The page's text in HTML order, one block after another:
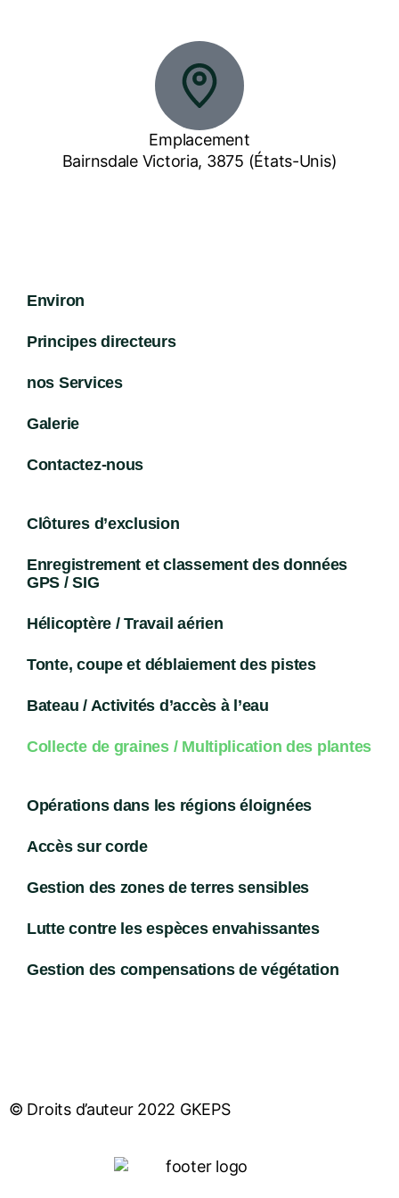
Emplacement
Bairnsdale Victoria, 3875 (États-Unis)
Environ
Principes directeurs
nos Services
Galerie
Contactez-nous
Clôtures d’exclusion
Enregistrement et classement des données
GPS / SIG
Hélicoptère / Travail aérien
Tonte, coupe et déblaiement des pistes
Bateau / Activités d’accès à l’eau
Collecte de graines / Multiplication des plantes
Opérations dans les régions éloignées
Accès sur corde
Gestion des zones de terres sensibles
Lutte contre les espèces envahissantes
Gestion des compensations de végétation
© Droits d’auteur 2022 GKEPS